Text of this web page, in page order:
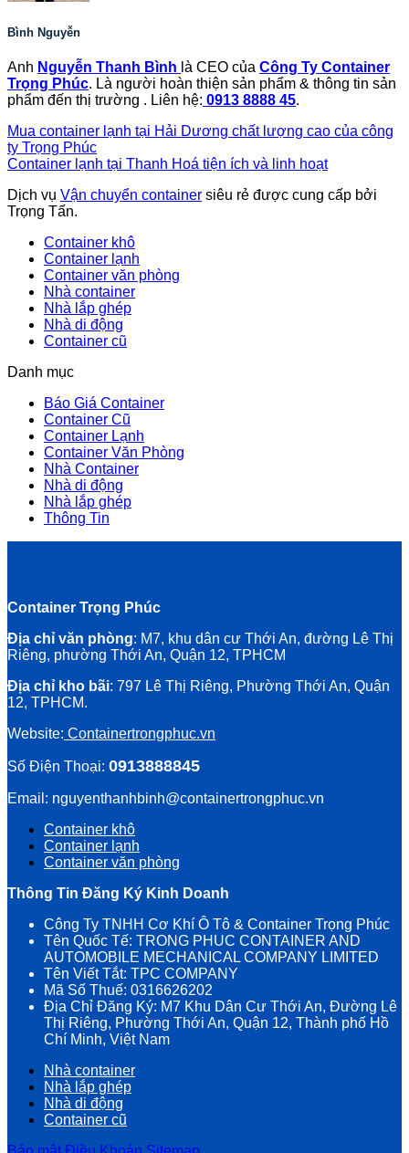
Bình Nguyễn
Anh Nguyễn Thanh Bình là CEO của Công Ty Container
Trọng Phúc. Là người hoàn thiện sản phẩm & thông tin sản
phẩm đến thị trường . Liên hệ: 0913 8888 45.
Mua container lạnh tại Hải Dương chất lượng cao của công
ty Trọng Phúc
Container lạnh tại Thanh Hoá tiện ích và linh hoạt
Dịch vụ Vận chuyển container siêu rẻ được cung cấp bởi
Trọng Tấn.
Container khô
Container lạnh
Container văn phòng
Nhà container
Nhà lắp ghép
Nhà di động
Container cũ
Danh mục
Báo Giá Container
Container Cũ
Container Lạnh
Container Văn Phòng
Nhà Container
Nhà di động
Nhà lắp ghép
Thông Tin
Container Trọng Phúc
Địa chỉ văn phòng: M7, khu dân cư Thới An, đường Lê Thị
Riêng, phường Thới An, Quận 12, TPHCM
Địa chỉ kho bãi: 797 Lê Thị Riêng, Phường Thới An, Quận
12, TPHCM.
Website: Containertrongphuc.vn
Số Điện Thoại: 0913888845
Email: nguyenthanhbinh@containertrongphuc.vn
Container khô
Container lạnh
Container văn phòng
Thông Tin Đăng Ký Kinh Doanh
Công Ty TNHH Cơ Khí Ô Tô & Container Trọng Phúc
Tên Quốc Tế: TRONG PHUC CONTAINER AND
AUTOMOBILE MECHANICAL COMPANY LIMITED
Tên Viết Tắt: TPC COMPANY
Mã Số Thuế: 0316626202
Địa Chỉ Đăng Ký: M7 Khu Dân Cư Thới An, Đường Lê
Thị Riêng, Phường Thới An, Quận 12, Thành phố Hồ
Chí Minh, Việt Nam
Nhà container
Nhà lắp ghép
Nhà di động
Container cũ